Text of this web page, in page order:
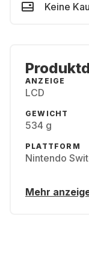
Keine
ANZEIGE
LCD
GEWICHT
534 g
PLATTFORM
Nintendo
Mehr